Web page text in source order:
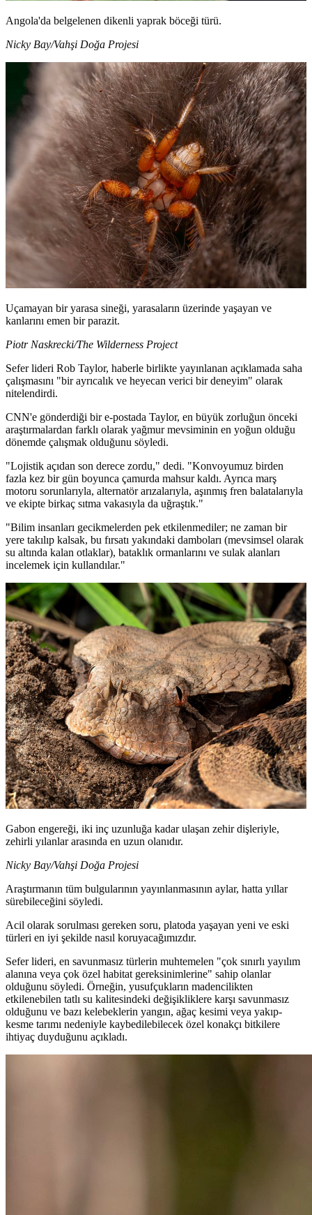
Angola'da belgelenen dikenli yaprak böceği türü.
Nicky Bay/Vahşi Doğa Projesi
Uçamayan bir yarasa sineği, yarasaların üzerinde yaşayan ve
kanlarını emen bir parazit.
Piotr Naskrecki/The Wilderness Project
Sefer lideri Rob Taylor, haberle birlikte yayınlanan açıklamada saha
çalışmasını "bir ayrıcalık ve heyecan verici bir deneyim" olarak
nitelendirdi.
CNN'e gönderdiği bir e-postada Taylor, en büyük zorluğun önceki
araştırmalardan farklı olarak yağmur mevsiminin en yoğun olduğu
dönemde çalışmak olduğunu söyledi.
"Lojistik açıdan son derece zordu," dedi. "Konvoyumuz birden
fazla kez bir gün boyunca çamurda mahsur kaldı. Ayrıca marş
motoru sorunlarıyla, alternatör arızalarıyla, aşınmış fren balatalarıyla
ve ekipte birkaç sıtma vakasıyla da uğraştık."
"Bilim insanları gecikmelerden pek etkilenmediler; ne zaman bir
yere takılıp kalsak, bu fırsatı yakındaki damboları (mevsimsel olarak
su altında kalan otlaklar), bataklık ormanlarını ve sulak alanları
incelemek için kullandılar."
Gabon engereği, iki inç uzunluğa kadar ulaşan zehir dişleriyle,
zehirli yılanlar arasında en uzun olanıdır.
Nicky Bay/Vahşi Doğa Projesi
Araştırmanın tüm bulgularının yayınlanmasının aylar, hatta yıllar
sürebileceğini söyledi.
Acil olarak sorulması gereken soru, platoda yaşayan yeni ve eski
türleri en iyi şekilde nasıl koruyacağımızdır.
Sefer lideri, en savunmasız türlerin muhtemelen "çok sınırlı yayılım
alanına veya çok özel habitat gereksinimlerine" sahip olanlar
olduğunu söyledi. Örneğin, yusufçukların madencilikten
etkilenebilen tatlı su kalitesindeki değişikliklere karşı savunmasız
olduğunu ve bazı kelebeklerin yangın, ağaç kesimi veya yakıp-
kesme tarımı nedeniyle kaybedilebilecek özel konakçı bitkilere
ihtiyaç duyduğunu açıkladı.